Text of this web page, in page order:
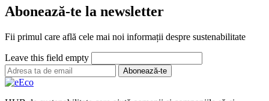
Abonează-te la newsletter
Fii primul care află cele mai noi informații despre sustenabilitate
Leave this field empty
Abonează-te